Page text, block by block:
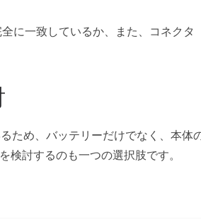
に一致しているか、また、コネクタ
ため、バッテリーだけでなく、本体
を検討するのも一つの選択肢です。